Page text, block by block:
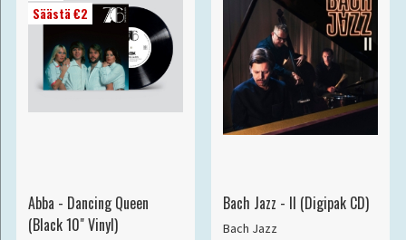
Säästä €2
Abba - Dancing Queen
(Black 10" Vinyl)
Bach Jazz - II (Digipak CD)
Bach Jazz